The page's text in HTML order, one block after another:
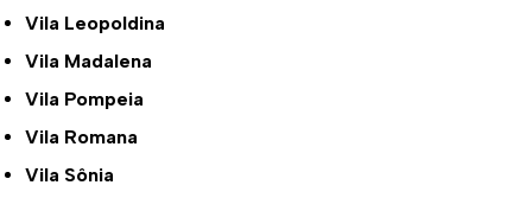
Vila Leopoldina
Vila Madalena
Vila Pompeia
Vila Romana
Vila Sônia